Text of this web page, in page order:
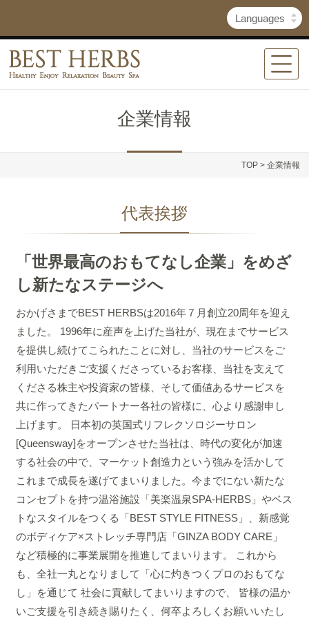
企業情報
TOP> 企業情報
代表挨拶
「世界最高のおもてなし企業」をめざ
し新たなステージへ
おかげさまでBEST HERBSは2016年７月創立20周年を迎え
ました。 1996年に産声を上げた当社が、現在までサービス
を提供し続けてこられたことに対し、当社のサービスをご
利用いただきご支援くださっているお客様、当社を支えて
くださる株主や投資家の皆様、そして価値あるサービスを
共に作ってきたパートナー各社の皆様に、心より感謝申し
上げます。 日本初の英国式リフレクソロジーサロン
[Queensway]をオープンさせた当社は、時代の変化が加速
する社会の中で、マーケット創造力という強みを活かして
これまで成長を遂げてまいりました。今までにない新たな
コンセプトを持つ温浴施設「美楽温泉SPA-HERBS」やベス
トなスタイルをつくる「BEST STYLE FITNESS」、新感覚
のボディケア×ストレッチ専門店「GINZA BODY CARE」
など積極的に事業展開を推進してまいります。 これから
も、全社一丸となりまして「心に灼きつくプロのおもてな
し」を通じて 社会に貢献してまいりますので、 皆様の温か
いご支援を引き続き賜りたく、何卒よろしくお願いいたし